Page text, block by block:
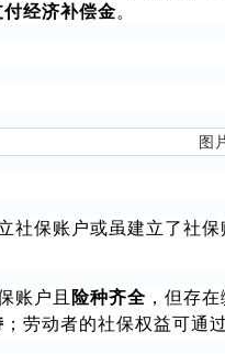
经济补偿金。
社保账户或虽建立了社
账户且 险种齐全 ，但存
；劳动者的社保权益可通